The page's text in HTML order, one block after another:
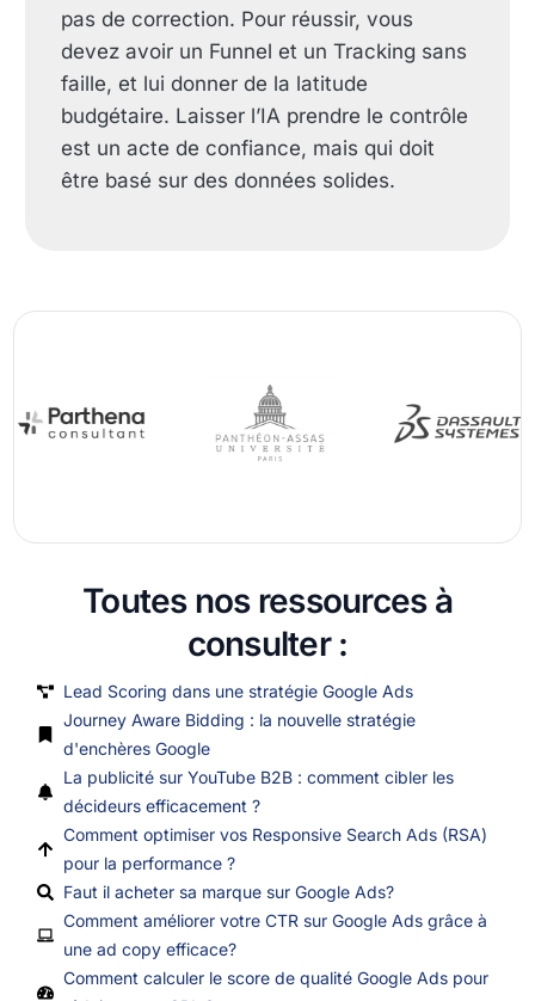
pas de correction. Pour réussir, vous
devez avoir un Funnel et un Tracking sans
faille, et lui donner de la latitude
budgétaire. Laisser l’IA prendre le contrôle
est un acte de confiance, mais qui doit
être basé sur des données solides.
Toutes nos ressources à
consulter :
Lead Scoring dans une stratégie Google Ads
Journey Aware Bidding : la nouvelle stratégie
d'enchères Google
La publicité sur YouTube B2B : comment cibler les
décideurs efficacement ?
Comment optimiser vos Responsive Search Ads (RSA)
pour la performance ?
Faut il acheter sa marque sur Google Ads?
Comment améliorer votre CTR sur Google Ads grâce à
une ad copy efficace?
Comment calculer le score de qualité Google Ads pour